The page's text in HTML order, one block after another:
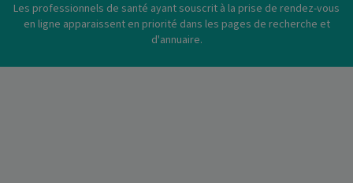
Les professionnels de santé ayant souscrit à la prise de rendez-vous
en ligne apparaissent en priorité dans les pages de recherche et
d'annuaire.